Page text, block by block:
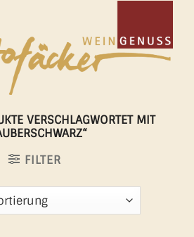
VERSCHLAGWORTET MIT
FILTER